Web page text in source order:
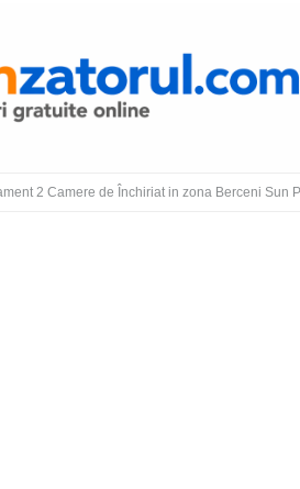
2 Camere de Închiriat in zona Berceni Sun